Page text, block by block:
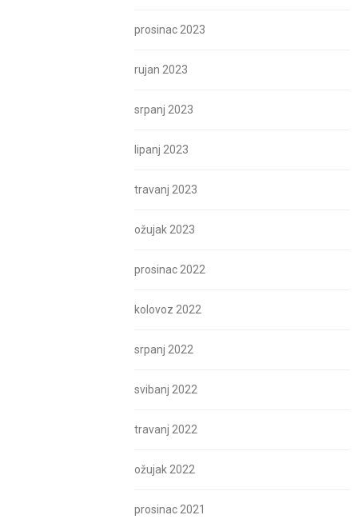
prosinac 2023
rujan 2023
srpanj 2023
lipanj 2023
travanj 2023
ožujak 2023
prosinac 2022
kolovoz 2022
srpanj 2022
svibanj 2022
travanj 2022
ožujak 2022
prosinac 2021